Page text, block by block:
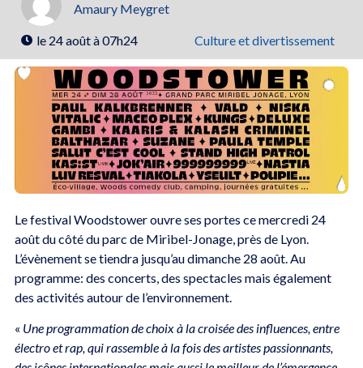
Amaury Meygret
le 24 août à 07h24 Culture et divertissement
Le festival Woodstower ouvre ses portes ce mercredi 24
août du côté du parc de Miribel-Jonage, près de Lyon.
L’évènement se tiendra jusqu’au dimanche 28 août. Au
programme: des concerts, des spectacles mais également
des activités autour de l’environnement.
« Une programmation de choix à la croisée des influences, entre
électro et rap, qui rassemble à la fois des artistes passionnants,